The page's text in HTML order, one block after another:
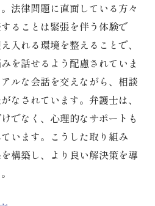
法律問題に直面している方々
ることは緊張を伴う体験で
入れる環境を整えることで、
を話せるよう配慮されていま
ルな会話を交えながら、相談
なされています。弁護士は、
でなく、心理的なサポートも
います。こうした取り組み
構築し、より良い解決策を導